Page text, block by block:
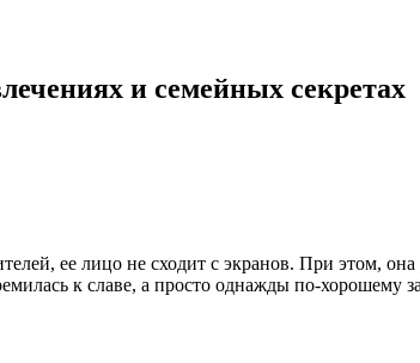
и семейных секретах
ее лицо не сходит с экранов. При этом, она
к славе, а просто однажды по-хорошему